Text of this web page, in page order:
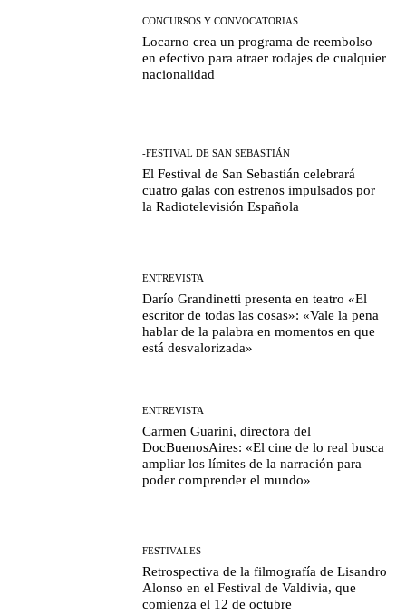
CONCURSOS Y CONVOCATORIAS
Locarno crea un programa de reembolso
en efectivo para atraer rodajes de cualquier
nacionalidad
-FESTIVAL DE SAN SEBASTIÁN
El Festival de San Sebastián celebrará
cuatro galas con estrenos impulsados por
la Radiotelevisión Española
ENTREVISTA
Darío Grandinetti presenta en teatro «El
escritor de todas las cosas»: «Vale la pena
hablar de la palabra en momentos en que
está desvalorizada»
ENTREVISTA
Carmen Guarini, directora del
DocBuenosAires: «El cine de lo real busca
ampliar los límites de la narración para
poder comprender el mundo»
FESTIVALES
Retrospectiva de la filmografía de Lisandro
Alonso en el Festival de Valdivia, que
comienza el 12 de octubre